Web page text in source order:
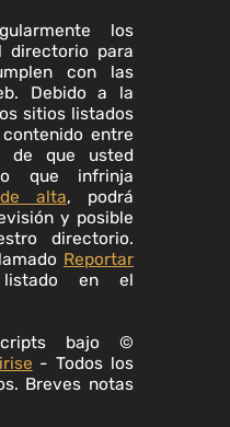
los
directorio para
con las
Debido a la
sitios listados
entre
de que usted
que infrinja
alta, podrá
y posible
directorio.
Reportar
en el
bajo ©
- Todos los
Breves notas